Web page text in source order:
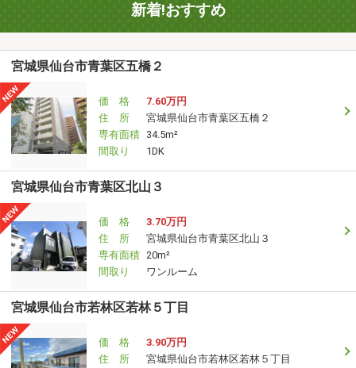
新着!おすすめ
宮城県仙台市青葉区五橋２
価 格
7.60万円
住 所
宮城県仙台市青葉区五橋２
専有面積 34.5m²
間取り
1DK
宮城県仙台市青葉区北山３
価 格
3.70万円
住 所
宮城県仙台市青葉区北山３
専有面積 20m²
間取り
ワンルーム
宮城県仙台市若林区若林５丁目
価 格
3.90万円
住 所
宮城県仙台市若林区若林５丁目